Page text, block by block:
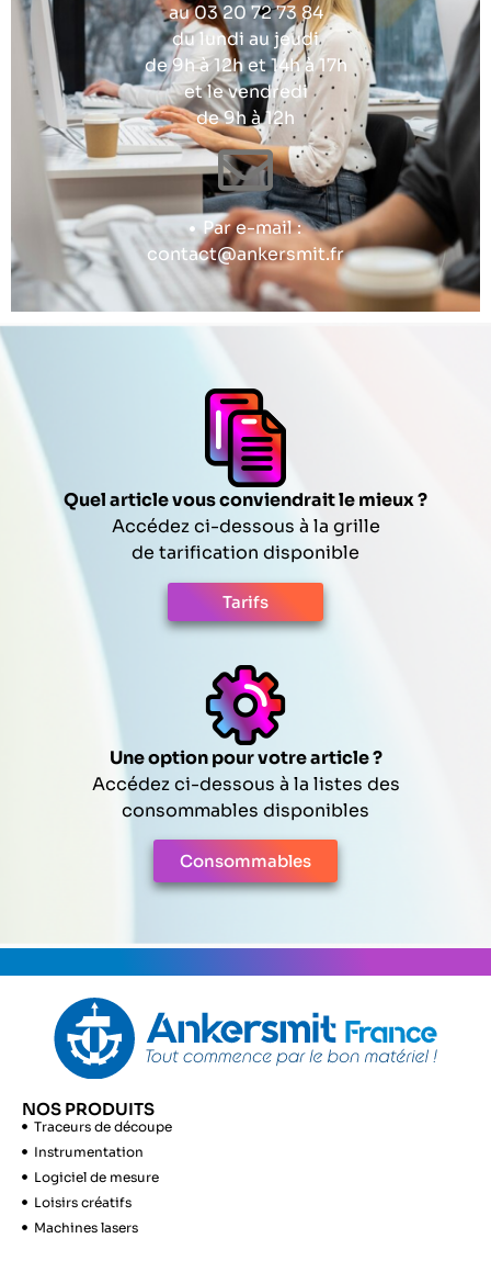
au 03 20 72 73 84
du lundi au jeudi
de 9h à 12h et 14h à 17h
et le vendredi
de 9h à 12h
Par e-mail :
contact@ankersmit.fr
Quel article vous conviendrait le mieux ?
Accédez ci-dessous à la grille
de tarification disponible
Tarifs
Une option pour votre article ?
Accédez ci-dessous à la listes des
consommables disponibles
Consommables
NOS PRODUITS
Traceurs de découpe
Instrumentation
Logiciel de mesure
Loisirs créatifs
Machines lasers